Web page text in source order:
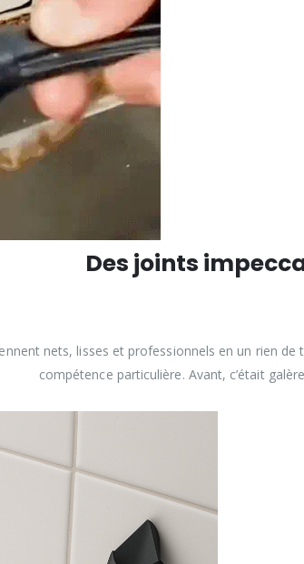
Des joints
nets, lisses et professionnels en un rien
compétence particulière. Avant, c’était